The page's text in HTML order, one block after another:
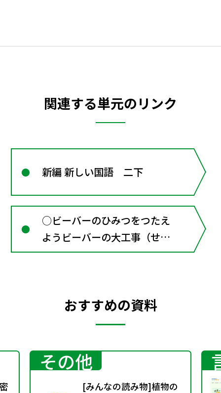
関連する単元のリンク
新編 新しい国語 二下
○ビーバーのひみつをつたえ
ようビーバーの大工事（せつ
明文）（なかがわしろう） 中
おすすめの資料
その他
[みんなの読み物]植物の